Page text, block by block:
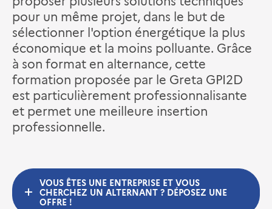
pour un même projet, dans le but de
sélectionner l'option énergétique la plus
économique et la moins polluante. Grâce
à son format en alternance, cette
formation proposée par le Greta GPI2D
est particulièrement professionnalisante
et permet une meilleure insertion
professionnelle.
VOUS ÊTES UNE ENTREPRISE ET VOUS
CHERCHEZ UN ALTERNANT ? DÉPOSEZ UNE
OFFRE !